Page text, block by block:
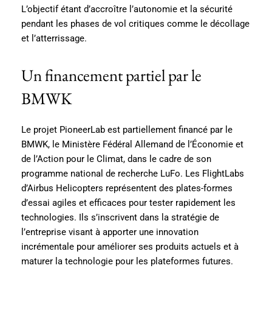
L’objectif étant d’accroître l’autonomie et la sécurité
pendant les phases de vol critiques comme le décollage
et l’atterrissage.
Un financement partiel par le
BMWK
Le projet PioneerLab est partiellement financé par le
BMWK, le Ministère Fédéral Allemand de l’Économie et
de l’Action pour le Climat, dans le cadre de son
programme national de recherche LuFo. Les FlightLabs
d’Airbus Helicopters représentent des plates-formes
d’essai agiles et efficaces pour tester rapidement les
technologies. Ils s’inscrivent dans la stratégie de
l’entreprise visant à apporter une innovation
incrémentale pour améliorer ses produits actuels et à
maturer la technologie pour les plateformes futures.